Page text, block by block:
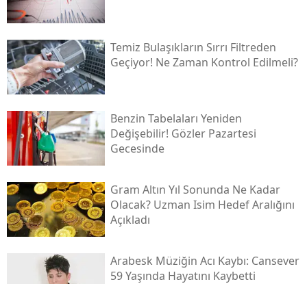
Temiz Bulaşıkların Sırrı Filtreden
Geçiyor! Ne Zaman Kontrol Edilmeli?
Benzin Tabelaları Yeniden
Değişebilir! Gözler Pazartesi
Gecesinde
Gram Altın Yıl Sonunda Ne Kadar
Olacak? Uzman Isim Hedef Aralığını
Açıkladı
Arabesk Müziğin Acı Kaybı: Cansever
59 Yaşında Hayatını Kaybetti